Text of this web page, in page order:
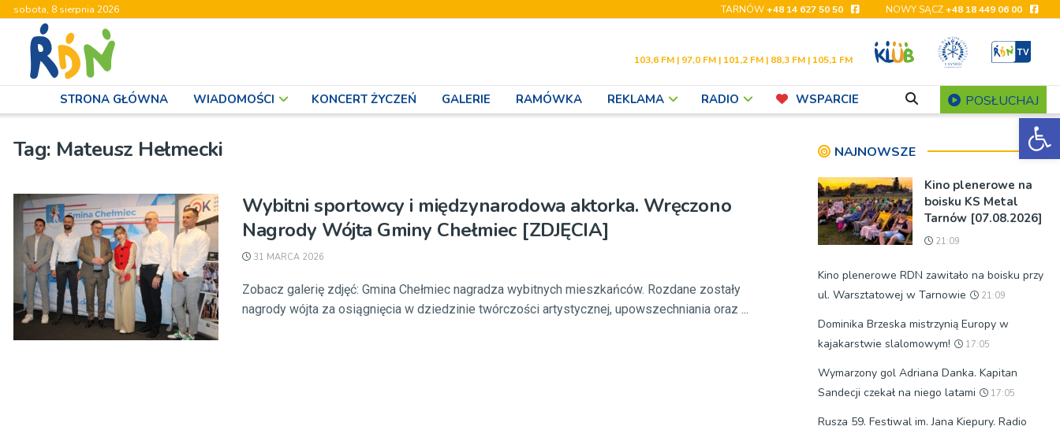
sobota, 8 sierpnia 2026 TARNÓW+48 14 627 50 50 NOWY SĄCZ+48 18 449 06 00
103,6 FM | 97,0 FM | 101,2 FM | 88,3 FM | 105,1 FM
STRONA GŁÓWNA WIADOMOŚCI KONCERT ŻYCZEŃ GALERIE RAMÓWKA REKLAMA RADIO WSPARCIE POSŁUCHAJ
Tag: Mateusz Hełmecki
Wybitni sportowcy i międzynarodowa aktorka. Wręczono
Nagrody Wójta Gminy Chełmiec [ZDJĘCIA]
31 MARCA 2026
Zobacz galerię zdjęć: Gmina Chełmiec nagradza wybitnych mieszkańców. Rozdane zostały
nagrody wójta za osiągnięcia w dziedzinie twórczości artystycznej, upowszechniania oraz ...
NAJNOWSZE
Kino plenerowe na
boisku KS Metal
Tarnów [07.08.2026]
21:09
Kino plenerowe RDN zawitało na boisku przy
ul. Warsztatowej w Tarnowie
21:09
Dominika Brzeska mistrzynią Europy w
kajakarstwie slalomowym!
17:05
Wymarzony gol Adriana Danka. Kapitan
Sandecji czekał na niego latami
17:05
Rusza 59. Festiwal im. Jana Kiepury. Radio